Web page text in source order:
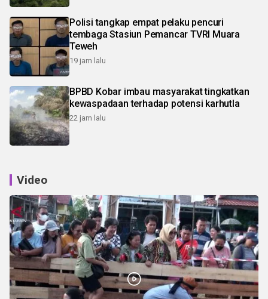
Polisi tangkap empat pelaku pencuri
tembaga Stasiun Pemancar TVRI Muara
Teweh
19 jam lalu
BPBD Kobar imbau masyarakat tingkatkan
kewaspadaan terhadap potensi karhutla
22 jam lalu
Video